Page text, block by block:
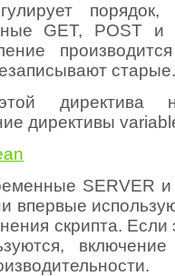
GET, POST
старые.
директива
директивы
SERVER
впервые
скрипта.